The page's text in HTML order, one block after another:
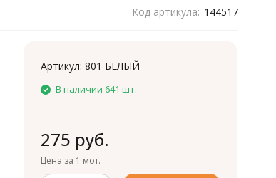
Код артикула: 144517
Артикул:801 БЕЛЫЙ
В наличии 641 шт.
275 руб.
Цена за 1 мот.